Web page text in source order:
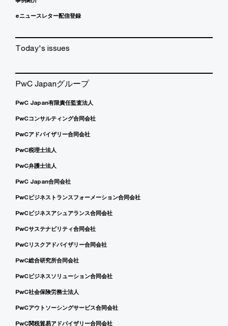
eニュースレター配信登録
Today's issues
PwC Japanグループ
PwC Japan有限責任監査法人
PwCコンサルティング合同会社
PwCアドバイザリー合同会社
PwC税理士法人
PwC弁護士法人
PwC Japan合同会社
PwCビジネストランスフォーメーション合同会社
PwCビジネスアシュアランス合同会社
PwCサステナビリティ合同会社
PwCリスクアドバイザリー合同会社
PwC総合研究所合同会社
PwCビジネスソリューション合同会社
PwC社会保険労務士法人
PwCアウトソーシングサービス合同会社
PwC関税貿易アドバイザリー合同会社